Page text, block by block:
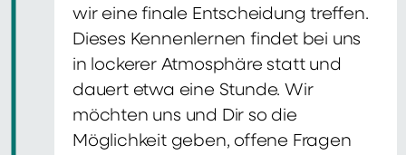
wir eine finale Entscheidung treffen.
Dieses Kennenlernen findet bei uns
in lockerer Atmosphäre statt und
dauert etwa eine Stunde. Wir
möchten uns und Dir so die
Möglichkeit geben, offene Fragen